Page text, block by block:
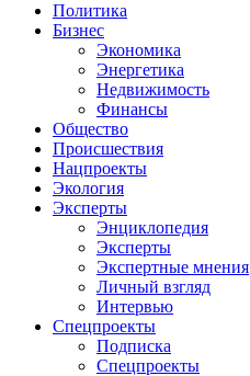
Политика
Бизнес
Экономика
Энергетика
Недвижимость
Финансы
Общество
Происшествия
Нацпроекты
Экология
Эксперты
Энциклопедия
Эксперты
Экспертные мнения
Личный взгляд
Интервью
Спецпроекты
Подписка
Спецпроекты